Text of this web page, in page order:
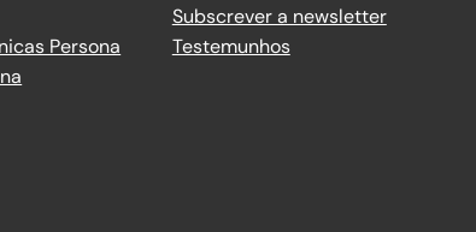
Persona
Subscrever a newsletter
Testemunhos